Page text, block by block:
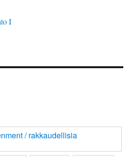
I
/ rakkaudellisia